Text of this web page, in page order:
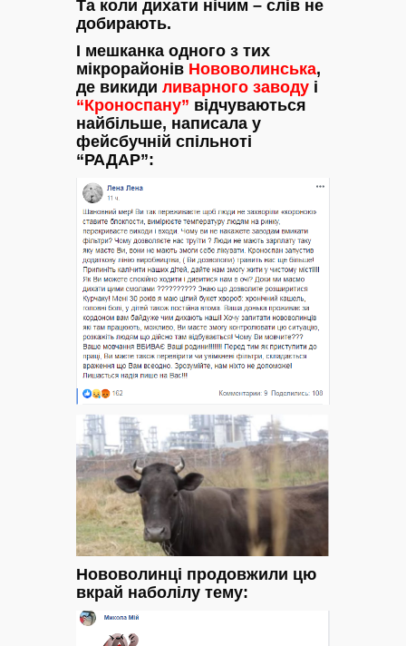
Та коли дихати нічим – слів не
добирають.
І мешканка одного з тих
мікрорайонів Нововолинська,
де викиди ливарного заводу і
“Кроноспану” відчуваються
найбільше, написала у
фейсбучній спільноті
“РАДАР”:
Нововолинці продовжили цю
вкрай наболілу тему: